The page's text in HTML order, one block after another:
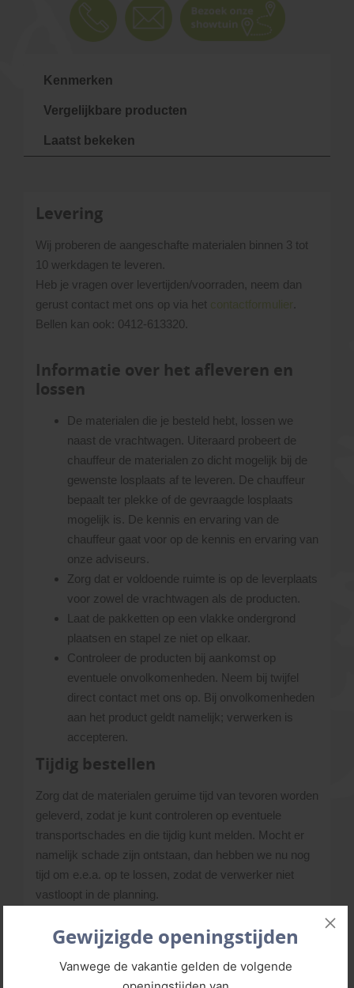
Kenmerken
Vergelijkbare producten
Laatst bekeken
Levering
Wij proberen de aangeschafte materialen binnen 3 tot
10 werkdagen te leveren.
Heb je vragen over levertijden/voorraden, neem dan
gerust contact met ons op via het contactformulier
Bellen kan ook: 0412-613320.
Informatie over het afleveren en
lossen
De materialen die je besteld hebt, lossen we
naast de vrachtwagen. Uiteraard probeert de
chauffeur de materialen zo dicht mogelijk bij de
gewenste losplaats af te leveren. De chauffeur
bepaalt ter plekke of de gevraagde losplaats
mogelijk is. De kennis en ervaring van de
chauffeur gaat voor op de kennis en ervaring van
onze adviseurs.
Zorg dat er voldoende ruimte is op de leverplaats
voor zowel de vrachtwagen als de producten.
Laat de pakketten op een vlakke ondergrond
plaatsen en stapel ze niet op elkaar.
Controleer de producten bij aankomst op
eventuele onvolkomenheden. Neem bij twijfel
direct contact met ons op. Bij onvolkomenheden
aan het product geldt namelijk; verwerken is
accepteren.
Tijdig bestellen
Zorg dat de materialen geruime tijd van tevoren worden
geleverd, zodat je kunt controleren op eventuele
transportschades en die tijdig kunt melden. Mocht er
namelijk schade zijn ontstaan, dan hebben we nu nog
tijd om e.e.a. op te lossen, zodat de verwerker niet
vastloopt in de planning.
Betaling
Je kunt op deze site direct afrekenen. Wij bekijken elke
Gewijzigde openingstijden
Vanwege de vakantie gelden de volgende